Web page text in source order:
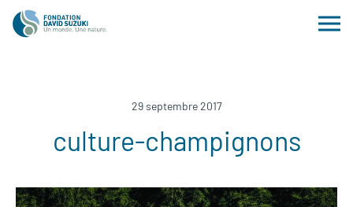
29 septembre 2017
culture-champignons